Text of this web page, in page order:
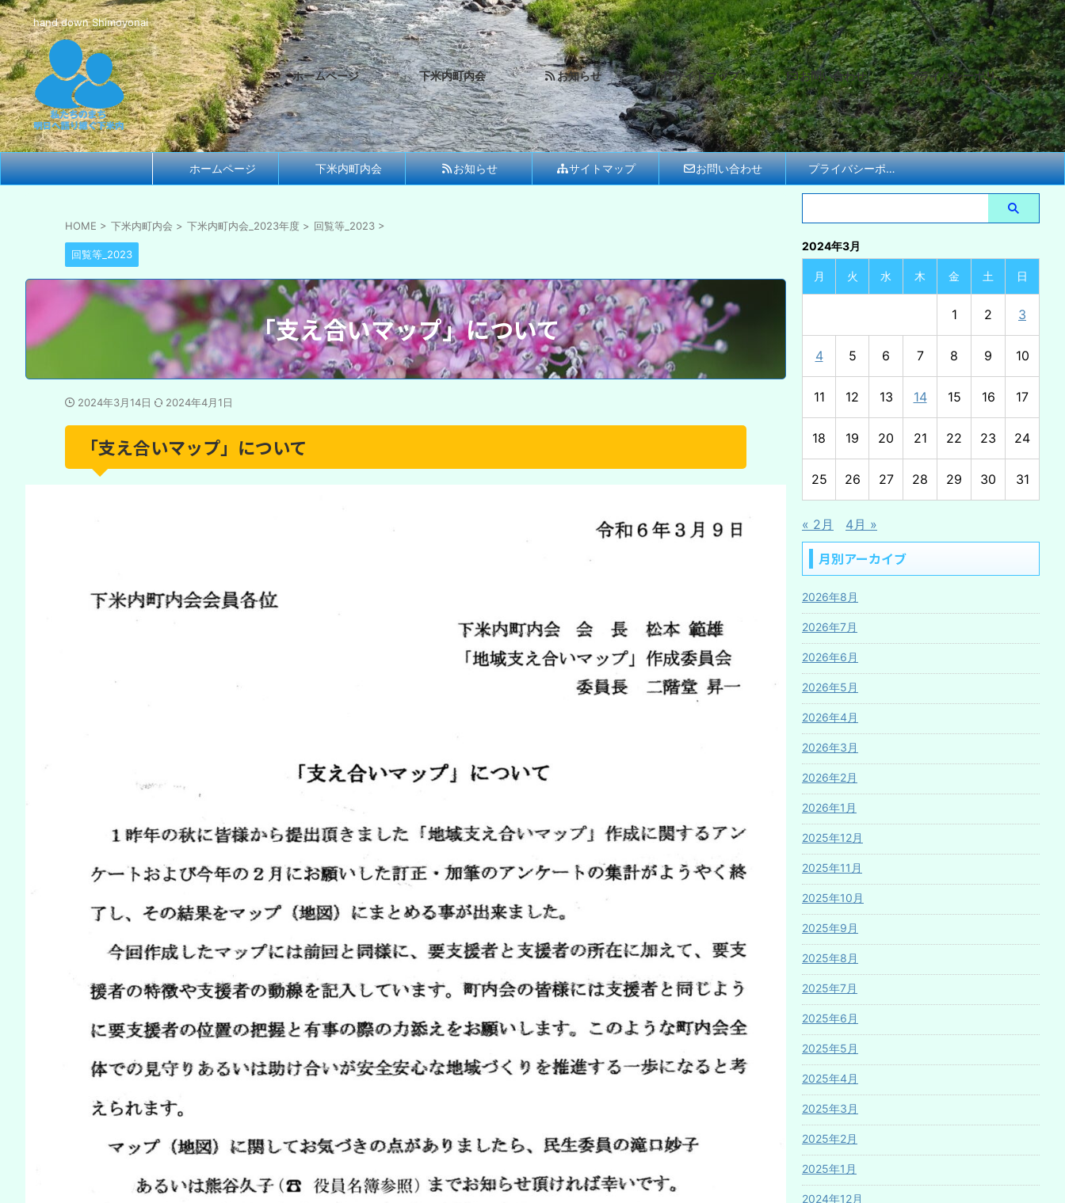
hand down Shimoyonai
ホームページ 下米内町内会 お知らせ サイトマップ お問い合わせ プライバシーポリシー
ホームページ 下米内町内会 お知らせ サイトマップ お問い合わせ プライバシーポリシー
HOME > 下米内町内会 > 下米内町内会_2023年度 > 回覧等_2023 >
回覧等_2023
「支え合いマップ」について
2024年3月14日 2024年4月1日
「支え合いマップ」について
2024年3月
月 火 水 木 金 土 日
1 2 3
4 5 6 7 8 9 10
11 12 13 14 15 16 17
18 19 20 21 22 23 24
25 26 27 28 29 30 31
« 2月 4月 »
月別アーカイブ
2026年8月
2026年7月
2026年6月
2026年5月
2026年4月
2026年3月
2026年2月
2026年1月
2025年12月
2025年11月
2025年10月
2025年9月
2025年8月
2025年7月
2025年6月
2025年5月
2025年4月
2025年3月
2025年2月
2025年1月
2024年12月